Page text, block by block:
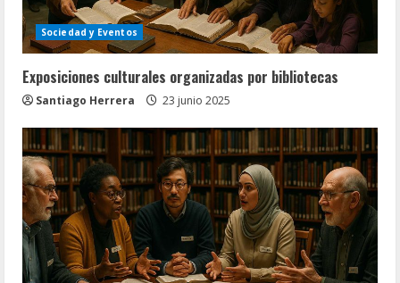
Sociedad y Eventos
Exposiciones culturales organizadas por bibliotecas
Santiago Herrera 23 junio 2025